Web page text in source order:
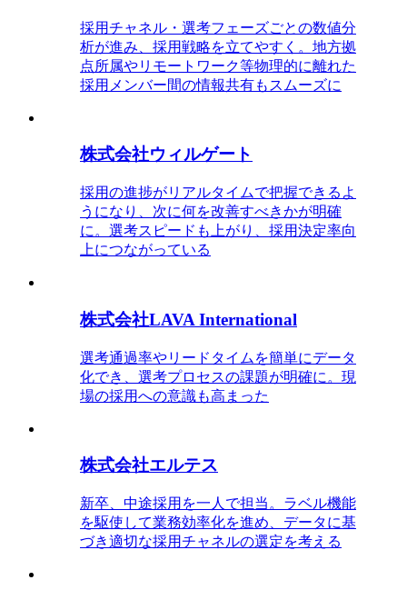
採用チャネル・選考フェーズごとの数値分
析が進み、採用戦略を立てやすく。地方拠
点所属やリモートワーク等物理的に離れた
採用メンバー間の情報共有もスムーズに
株式会社ウィルゲート
採用の進捗がリアルタイムで把握できるよ
うになり、次に何を改善すべきかが明確
に。選考スピードも上がり、採用決定率向
上につながっている
株式会社LAVA International
選考通過率やリードタイムを簡単にデータ
化でき、選考プロセスの課題が明確に。現
場の採用への意識も高まった
株式会社エルテス
新卒、中途採用を一人で担当。ラベル機能
を駆使して業務効率化を進め、データに基
づき適切な採用チャネルの選定を考える